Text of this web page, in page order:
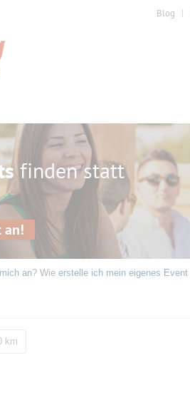
Blog
finden statt
an!
an? Wie erstelle ich mein eigenes Event
km